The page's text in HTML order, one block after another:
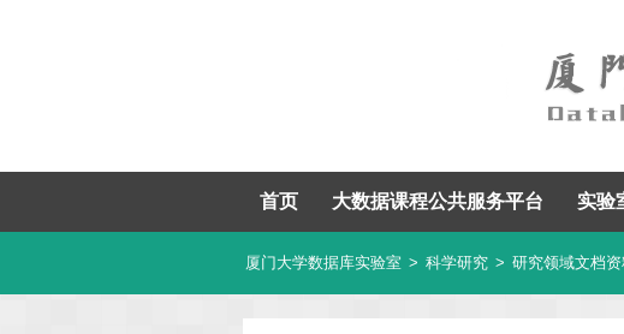
首页 大数据课程公共服务平台 实验
厦门大学数据库实验室 > 科学研究 > 研究领域文档